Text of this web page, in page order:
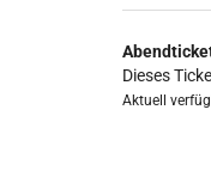
Dieses
Aktuell